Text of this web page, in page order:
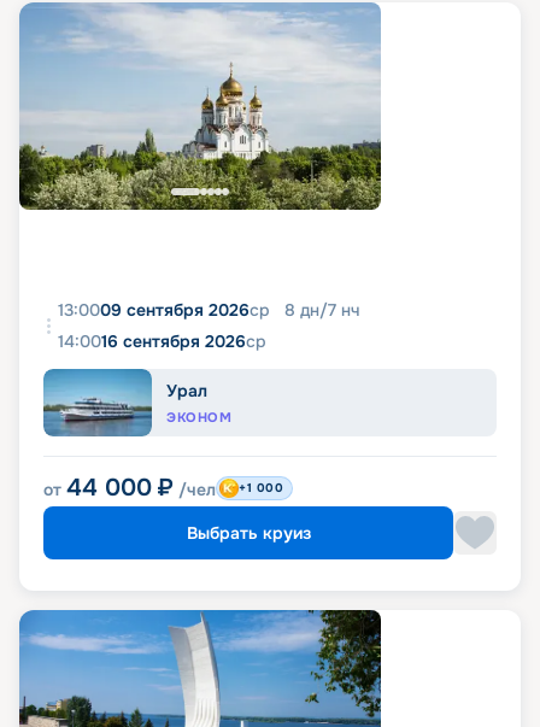
13:0009 сентября 2026ср 8 дн/7 нч
14:0016 сентября 2026ср
Урал
ЭКОНОМ
от 44 000 ₽ /чел +1 000
Выбрать круиз